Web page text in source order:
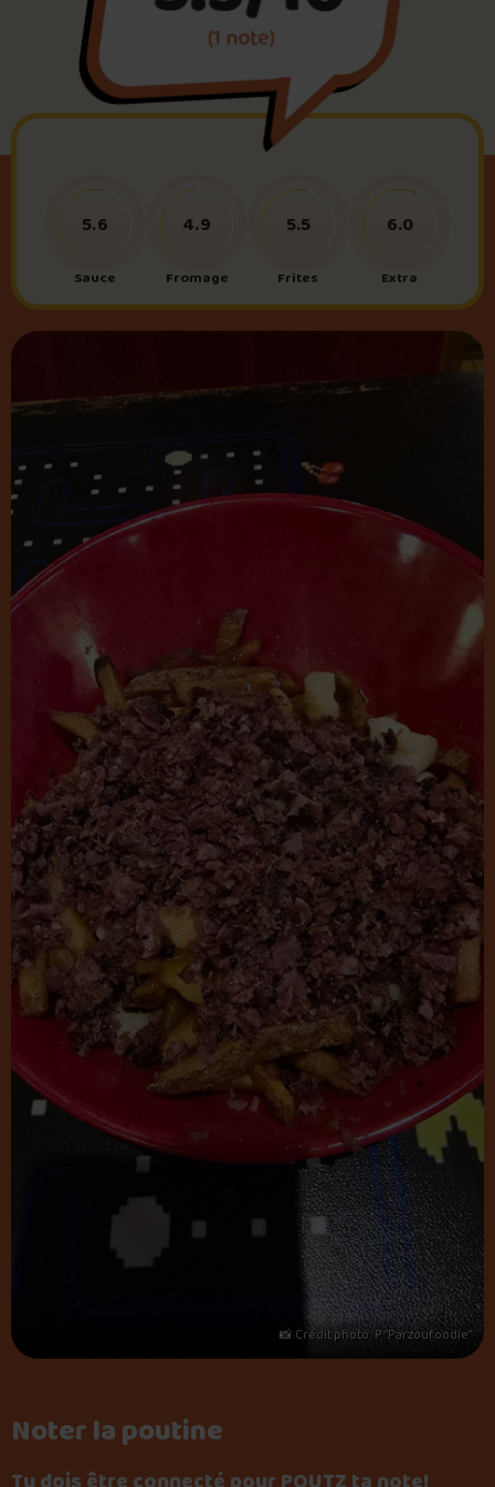
Foire aux questions
Me connecter
(1 note)
Noter la poutine
Sauce
5.6
Fromage
4.9
Frites
5.5
Extra
6.0
📸 Crédit photo : P “Parzoufoodie”